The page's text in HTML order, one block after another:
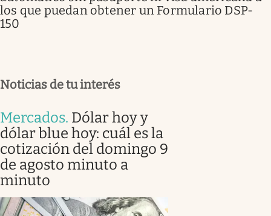
los que puedan obtener un Formulario DSP-
150
Noticias de tu interés
Mercados. Dólar hoy y
dólar blue hoy: cuál es la
cotización del domingo 9
de agosto minuto a
minuto